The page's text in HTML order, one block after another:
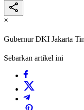
×
Gubernur DKI Jakarta
Sebarkan artikel ini